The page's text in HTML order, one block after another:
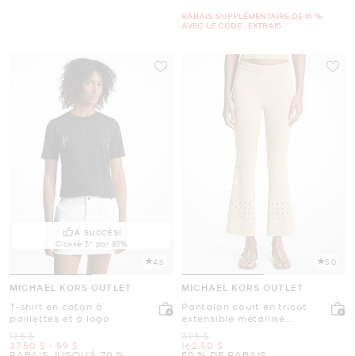
RABAIS SUPPLÉMENTAIRE DE 15 %
AVEC LE CODE : EXTRA15
À SUCCÈS!
Classé 5* par 85%
4.6
MICHAEL KORS OUTLET
T-shirt en coton à
paillettes et à logo
était
125 $
maintenant
37.50 $ -
to maintenant
59 $
5.0
MICHAEL KORS OUTLET
Pantalon court en tricot
extensible métallisé
découpé au laser
était
325 $
maintenant
162.50 $